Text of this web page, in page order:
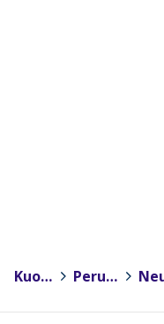
Kuopio Peruskoulut